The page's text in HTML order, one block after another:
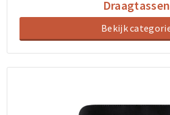
Draagtassen
Bekijk